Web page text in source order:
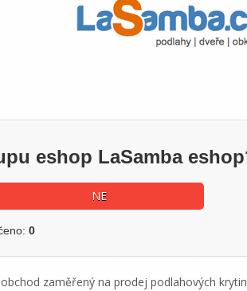
eshop LaSamba
NE
0
zaměřený na prodej podlahových